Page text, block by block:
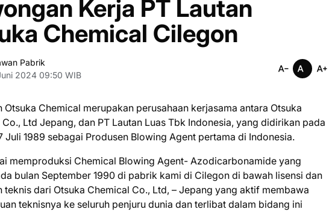
Kerja PT Lautan
Chemical Cilegon
Pabrik
2024 09:50 WIB
Otsuka Chemical merupakan perusahaan kerjasama antara Otsuka
Ltd Jepang, dan PT Lautan Luas Tbk Indonesia, yang didirikan pada
Juli 1989 sebagai Produsen Blowing Agent pertama di Indonesia.
memproduksi Chemical Blowing Agent- Azodicarbonamide yang
bulan September 1990 di pabrik kami di Cilegon di bawah lisensi dan
teknis dari Otsuka Chemical Co., Ltd, – Jepang yang aktif membawa
teknisnya ke seluruh penjuru dunia dan terlibat dalam bidang ini